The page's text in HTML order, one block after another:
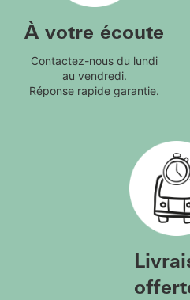
À votre écoute
Contactez-nous du lundi
au vendredi.
Réponse rapide garantie.